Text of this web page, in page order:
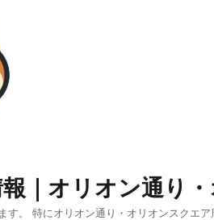
｜オリオン通り
。 特にオリオン通り・オリオンスクエア